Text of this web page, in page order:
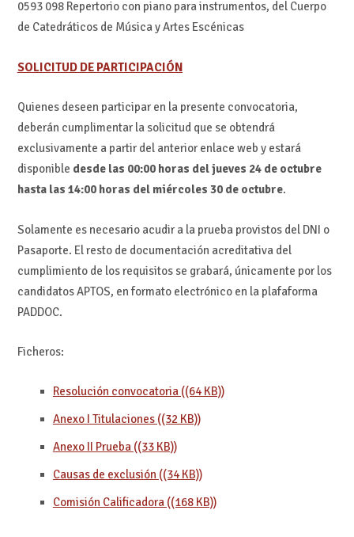
0593 098 Repertorio con piano para instrumentos, del Cuerpo
de Catedráticos de Música y Artes Escénicas
SOLICITUD DE PARTICIPACIÓN
Quienes deseen participar en la presente convocatoria,
deberán cumplimentar la solicitud que se obtendrá
exclusivamente a partir del anterior enlace web y estará
disponible desde las 00:00 horas del jueves 24 de octubre
hasta las 14:00 horas del miércoles 30 de octubre.
Solamente es necesario acudir a la prueba provistos del DNI o
Pasaporte. El resto de documentación acreditativa del
cumplimiento de los requisitos se grabará, únicamente por los
candidatos APTOS, en formato electrónico en la plafaforma
PADDOC.
Ficheros:
Resolución convocatoria ((64 KB))
Anexo I Titulaciones ((32 KB))
Anexo II Prueba ((33 KB))
Causas de exclusión ((34 KB))
Comisión Calificadora ((168 KB))